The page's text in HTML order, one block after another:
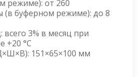
режиме): от 260
(в буферном режиме): до 8
всего 3% в месяц при
+20 °C
151×65×100 мм